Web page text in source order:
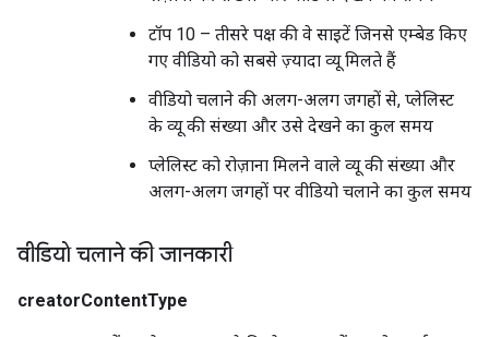
टॉप 10 – तीसरे पक्ष की वे साइटें जिनसे एम्बेड किए
गए वीडियो को सबसे ज़्यादा व्यू मिलते हैं
वीडियो चलाने की अलग-अलग जगहों से, प्लेलिस्ट
के व्यू की संख्या और उसे देखने का कुल समय
प्लेलिस्ट को रोज़ाना मिलने वाले व्यू की संख्या और
अलग-अलग जगहों पर वीडियो चलाने का कुल समय
वीडियो चलाने की जानकारी
creatorContentType